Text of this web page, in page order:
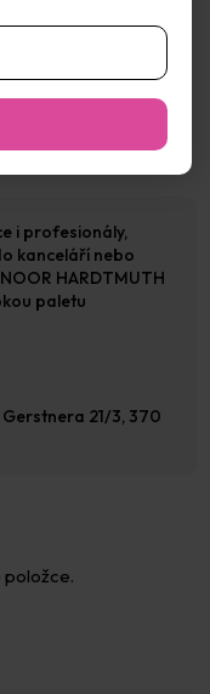
položce.
i profesionály,
kanceláří nebo
HARDTMUTH
paletu
21/3, 370